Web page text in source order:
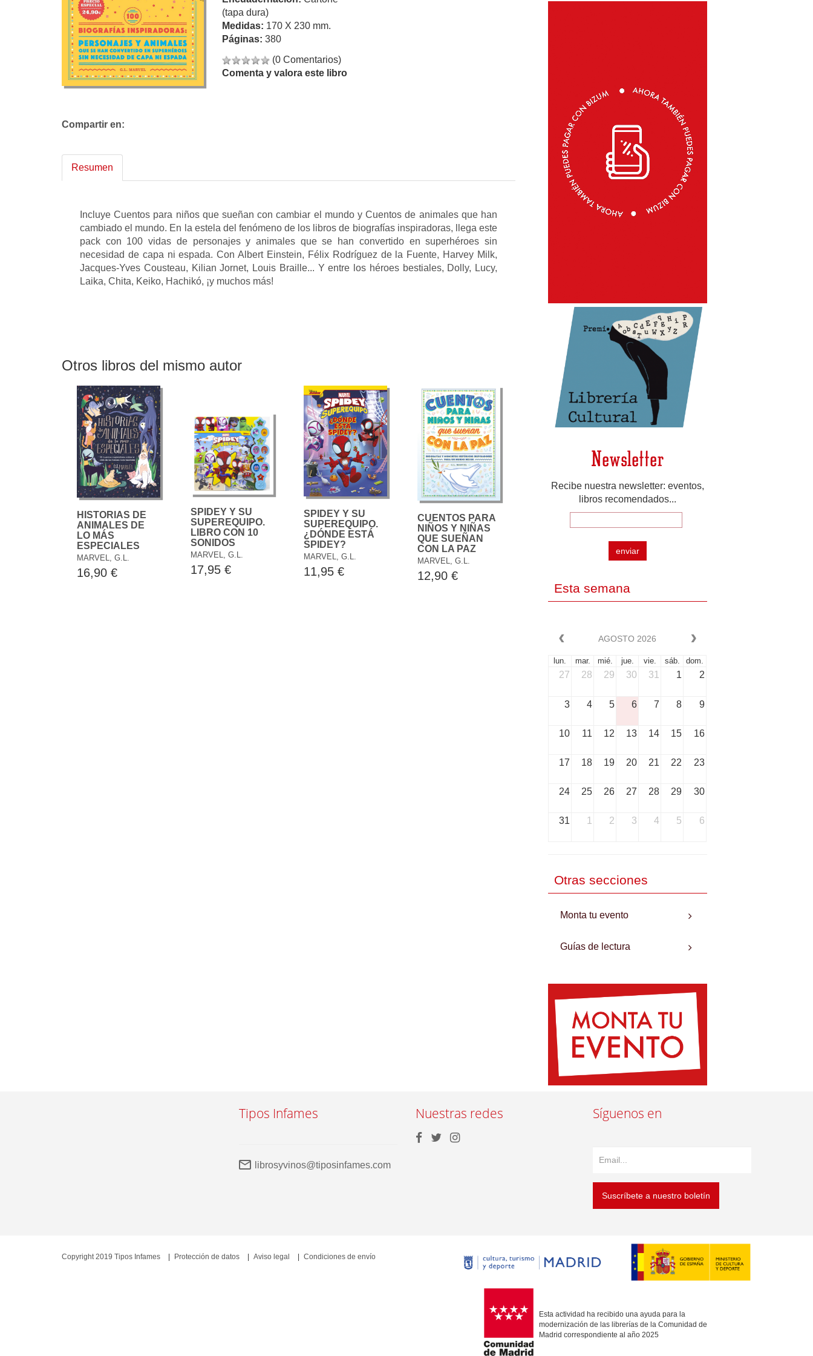
(tapa dura)
Medidas: 170 X 230 mm.
Páginas: 380
(0 Comentarios)
Comenta y valora este libro
Compartir en:
Resumen
Incluye Cuentos para niños que sueñan con cambiar el mundo y Cuentos de animales que han
cambiado el mundo. En la estela del fenómeno de los libros de biografías inspiradoras, llega este
pack con 100 vidas de personajes y animales que se han convertido en superhéroes sin
necesidad de capa ni espada. Con Albert Einstein, Félix Rodríguez de la Fuente, Harvey Milk,
Jacques-Yves Cousteau, Kilian Jornet, Louis Braille... Y entre los héroes bestiales, Dolly, Lucy,
Laika, Chita, Keiko, Hachikó, ¡y muchos más!
Otros libros del mismo autor
HISTORIAS DE
ANIMALES DE
LO MÁS
ESPECIALES
MARVEL, G.L.
16,90 €
SPIDEY Y SU
SUPEREQUIPO.
LIBRO CON 10
SONIDOS
MARVEL, G.L.
17,95 €
SPIDEY Y SU
SUPEREQUIPO.
¿DÓNDE ESTÁ
SPIDEY?
MARVEL, G.L.
11,95 €
CUENTOS PARA
NIÑOS Y NIÑAS
QUE SUEÑAN
CON LA PAZ
MARVEL, G.L.
12,90 €
Newsletter
Recibe nuestra newsletter: eventos,
libros recomendados...
enviar
Esta semana
AGOSTO 2026
lun. mar. mié. jue. vie. sáb. dom.
27 28 29 30 31 1 2
3 4 5 6 7 8 9
10 11 12 13 14 15 16
17 18 19 20 21 22 23
24 25 26 27 28 29 30
31 1 2 3 4 5 6
Otras secciones
Monta tu evento
Guías de lectura
Tipos Infames
librosyvinos@tiposinfames.com
Nuestras redes Síguenos en
Suscríbete a nuestro boletín
Esta actividad ha recibido una ayuda para la
modernización de las librerías de la Comunidad de
Madrid correspondiente al año 2025
Copyright 2019 Tipos Infames Protección de datos Aviso legal Condiciones de envío